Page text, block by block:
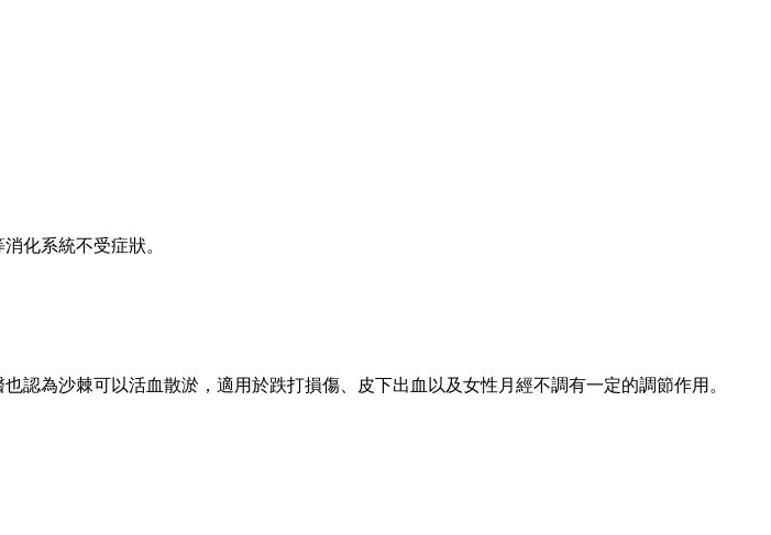
化系統不受症狀。
為沙棘可以活血散淤，適用於跌打損傷、皮下出血以及女性月經不調有一定的調節作用。